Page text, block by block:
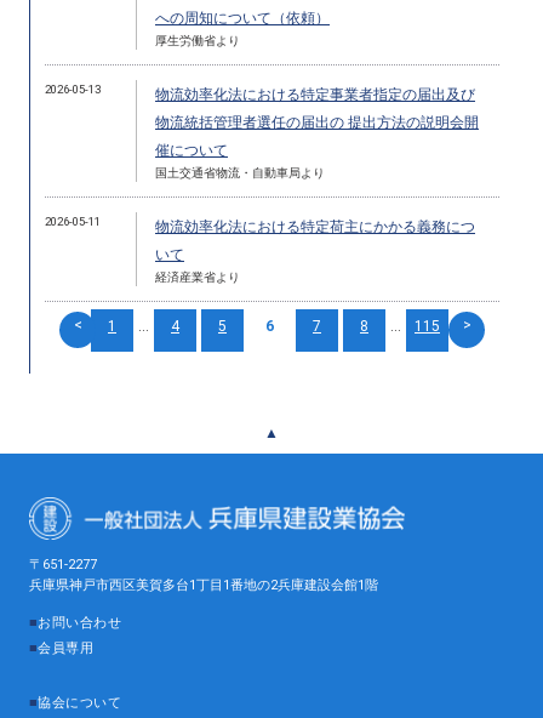
への周知について（依頼）
厚生労働省より
2026-05-13
物流効率化法における特定事業者指定の届出及び
物流統括管理者選任の届出の 提出方法の説明会開
催について
国土交通省物流・自動車局より
2026-05-11
物流効率化法における特定荷主にかかる義務につ
いて
経済産業省より
< 1 ... 4 5 6 7 8 ... 115 >
▲
〒651-2277
兵庫県神戸市西区美賀多台1丁目1番地の2兵庫建設会館1階
■お問い合わせ
■会員専用
■協会について